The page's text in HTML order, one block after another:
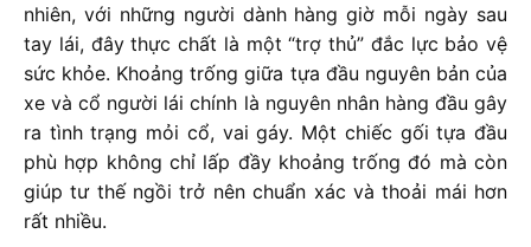
nhiên, với những người dành hàng giờ mỗi ngày sau
tay lái, đây thực chất là một “trợ thủ” đắc lực bảo vệ
sức khỏe. Khoảng trống giữa tựa đầu nguyên bản của
xe và cổ người lái chính là nguyên nhân hàng đầu gây
ra tình trạng mỏi cổ, vai gáy. Một chiếc gối tựa đầu
phù hợp không chỉ lấp đầy khoảng trống đó mà còn
giúp tư thế ngồi trở nên chuẩn xác và thoải mái hơn
rất nhiều.